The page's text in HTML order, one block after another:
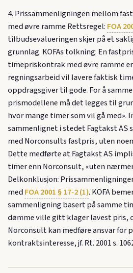
4. Prissammenligningen mellom
med øvre ramme Rettsregel: FOA
tilbudsevalueringen skjer på et
grunnlag. KOFAs tolkning: En
timepriskontrak med øvre ramme
regningsarbeid vil lavere faktisk
oppdragsgiver til gode. For å
prismodellene må det legges til
hvor mange timer som vil gå med».
sammenlignet i stedet Fagtakst
med Norconsults fastpris, uten
Dette medførte at Fagtakst AS
timer enn Norconsult, «uten
Delkonklusjon:
medFOA 2001 § 17-2 (1). KOFA
sammenligning basert på samme
dømme ville gitt klager lavest pris,
Norconsult kan medføre ansvar for
kontraktsinteresse, jf. Rt. 2001 s.